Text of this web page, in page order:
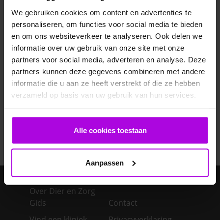
We gebruiken cookies om content en advertenties te
personaliseren, om functies voor social media te bieden
en om ons websiteverkeer te analyseren. Ook delen we
informatie over uw gebruik van onze site met onze
partners voor social media, adverteren en analyse. Deze
partners kunnen deze gegevens combineren met andere
informatie die u aan ze heeft verstrekt of die ze hebben
verzameld op basis van uw gebruik van hun services.
Alle cookies toestaan
Aanpassen
Veelgestelde vragen
Ontwormen pup
Bloedonderzoek bij hond en kat
Je cavia verzorgen
Over Dier en Zorg
Gids
Contact